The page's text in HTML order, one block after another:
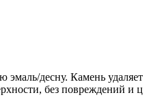
десну. Камень
без повреждений и